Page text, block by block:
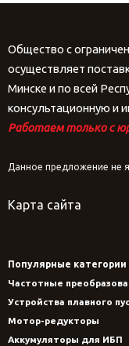
Общество с
осуществляет
Минске и по всей
консультационную и
Работаем только с
Данное предложение не
Карта сайта
Популярные категории
Частотные
Устройства плавного
Мотор-редукторы
Аккумуляторы для ИБП